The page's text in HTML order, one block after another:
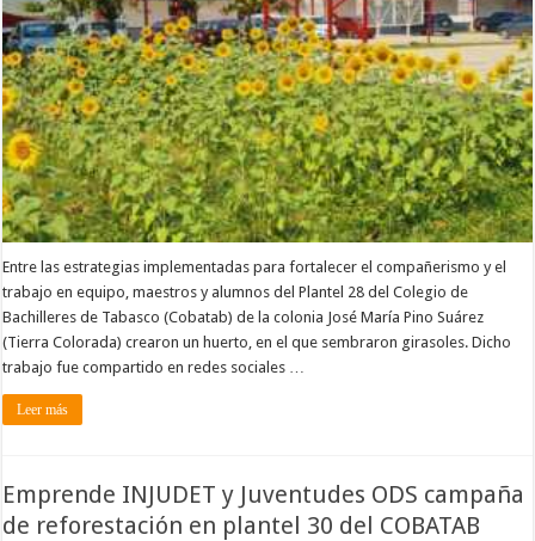
Entre las estrategias implementadas para fortalecer el compañerismo y el
trabajo en equipo, maestros y alumnos del Plantel 28 del Colegio de
Bachilleres de Tabasco (Cobatab) de la colonia José María Pino Suárez
(Tierra Colorada) crearon un huerto, en el que sembraron girasoles. Dicho
trabajo fue compartido en redes sociales …
Leer más
Emprende INJUDET y Juventudes ODS campaña
de reforestación en plantel 30 del COBATAB